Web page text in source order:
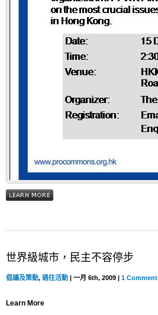
世界級城市，民主不容停步
倡議及策動, 過往活動 | 一月 6th, 2009 | 1 Comment
Learn More